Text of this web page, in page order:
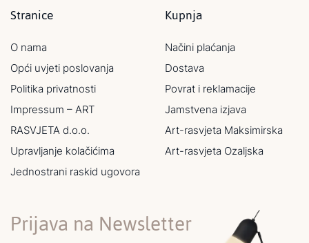
Stranice
O nama
Opći uvjeti poslovanja
Politika privatnosti
Impressum – ART
RASVJETA d.o.o.
Upravljanje kolačićima
Jednostrani raskid ugovora
Kupnja
Načini plaćanja
Dostava
Povrat i reklamacije
Jamstvena izjava
Art-rasvjeta Maksimirska
Art-rasvjeta Ozaljska
Prijava na Newsletter